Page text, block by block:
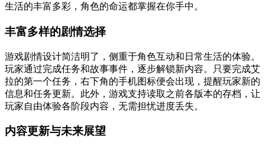
生活的丰富多彩，角色的命运都掌握在你手中。
丰富多样的剧情选择
游戏剧情设计简洁明了，侧重于角色互动和日常生活的体验。
玩家通过完成任务和故事事件，逐步解锁新内容。只要完成艾
拉的第一个任务，右下角的手机图标便会出现，提醒玩家新的
信息和任务更新。此外，游戏支持读取之前各版本的存档，让
玩家自由体验各阶段内容，无需担忧进度丢失。
内容更新与未来展望